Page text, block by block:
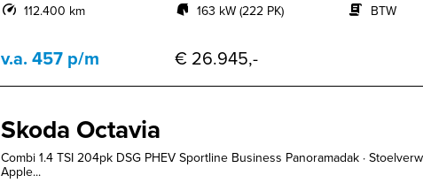
112.400 km
163 kW (222 PK)
BTW
v.a. 457 p/m € 26.945,-
Skoda Octavia
Combi 1.4 TSI 204pk DSG PHEV Sportline Business Panoramadak ·
Apple...